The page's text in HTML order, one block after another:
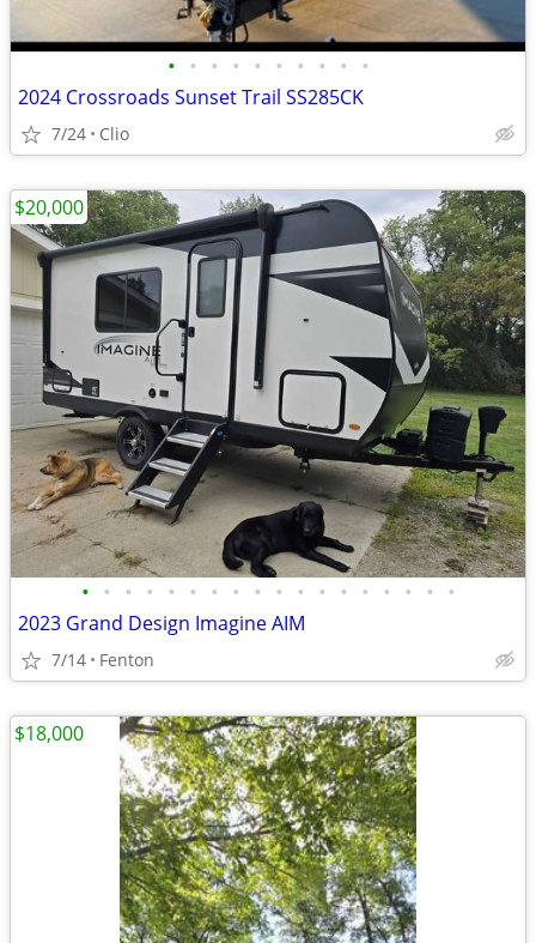
• • • • • • • • • •
2024 Crossroads Sunset Trail SS285CK
7/24 Clio
• • • • • • • • • • • • • • • • • •
2023 Grand Design Imagine AIM
7/14 Fenton
$20,000
$18,000